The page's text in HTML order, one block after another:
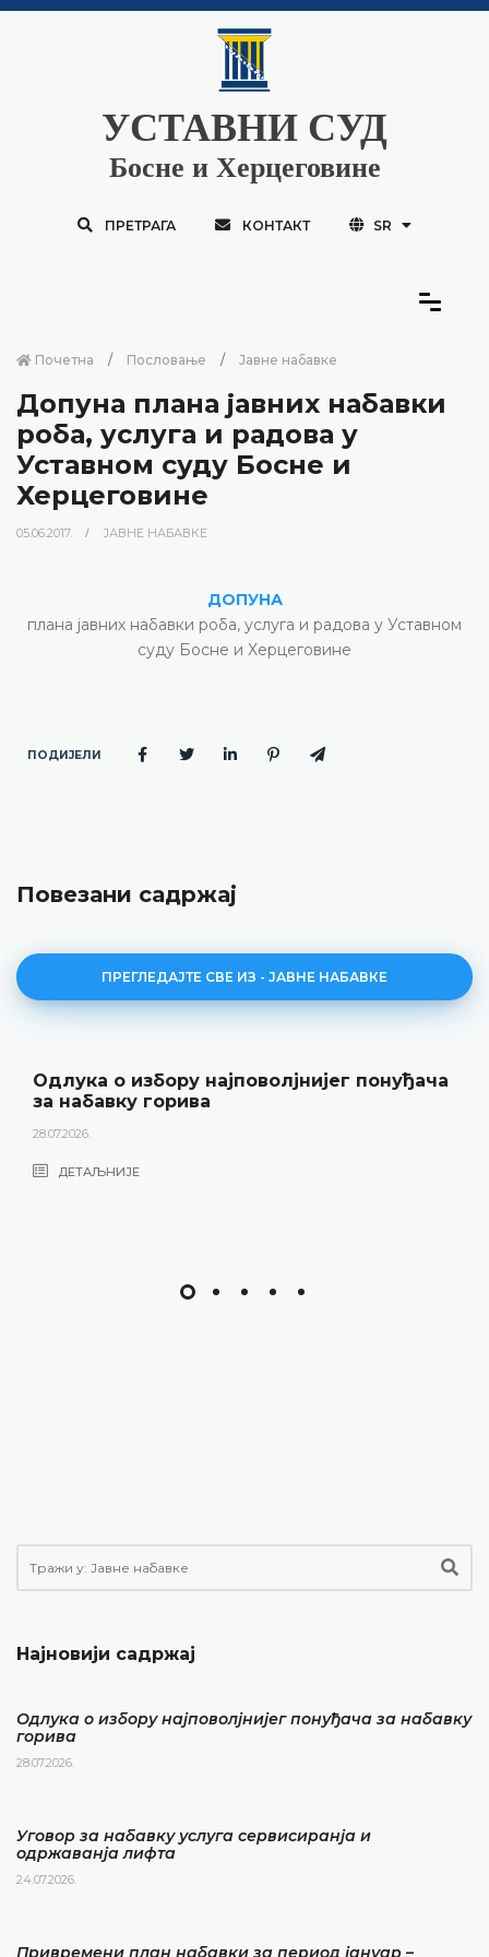
УСТАВНИ СУД
Босне и Херцеговине
ПРЕТРАГА КОНТАКТ SR
Почетна Пословање Јавне набавке
Допуна плана јавних набавки
роба, услуга и радова у
Уставном суду Босне и
Херцеговине
05.06.2017. ЈАВНЕ НАБАВКЕ
ДОПУНА
плана јавних набавки роба, услуга и радова у Уставном
суду Босне и Херцеговине
ПОДИЈЕЛИ
Повезани садржај
ПРЕГЛЕДАЈТЕ СВЕ ИЗ - ЈАВНЕ НАБАВКЕ
Одлука о избору најповолјнијег понуђача
за набавку горива
28.07.2026.
ДЕТАЉНИЈЕ
Најновији садржај
Одлука о избору најповолјнијег понуђача за набавку
горива
28.07.2026.
Уговор за набавку услуга сервисиранја и
одржаванја лифта
24.07.2026.
Привремени план набавки за период јануар –